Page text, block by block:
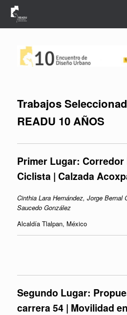
Saltar
contenido
Trabajos
READU 10 AÑOS
Primer Lugar: Corredor
Ciclista | Calzada
Cinthia Lara Hernández, Jorge Bernal
Saucedo González
Alcaldía Tlalpan, México
Segundo Lugar:
carrera 54 | Movilidad